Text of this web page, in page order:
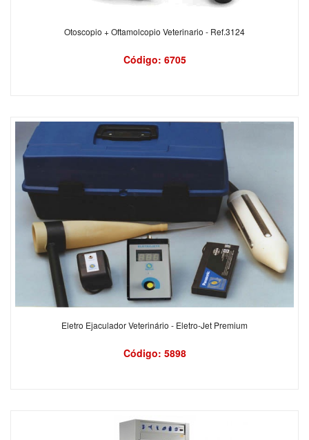
Otoscopio + Oftamolcopio Veterinario - Ref.3124
Código: 6705
Eletro Ejaculador Veterinário - Eletro-Jet Premium
Código: 5898